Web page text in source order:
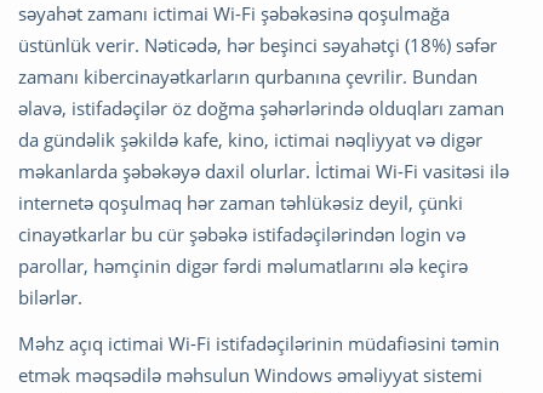
səyahət zamanı ictimai Wi-Fi şəbəkəsinə qoşulmağa
üstünlük verir. Nəticədə, hər beşinci səyahətçi (18%) səfər
zamanı kibercinayətkarların qurbanına çevrilir. Bundan
əlavə, istifadəçilər öz doğma şəhərlərində olduqları zaman
da gündəlik şəkildə kafe, kino, ictimai nəqliyyat və digər
məkanlarda şəbəkəyə daxil olurlar. İctimai Wi-Fi vasitəsi ilə
internetə qoşulmaq hər zaman təhlükəsiz deyil, çünki
cinayətkarlar bu cür şəbəkə istifadəçilərindən login və
parollar, həmçinin digər fərdi məlumatlarını ələ keçirə
bilərlər.
Məhz açıq ictimai Wi-Fi istifadəçilərinin müdafiəsini təmin
etmək məqsədilə məhsulun Windows əməliyyat sistemi